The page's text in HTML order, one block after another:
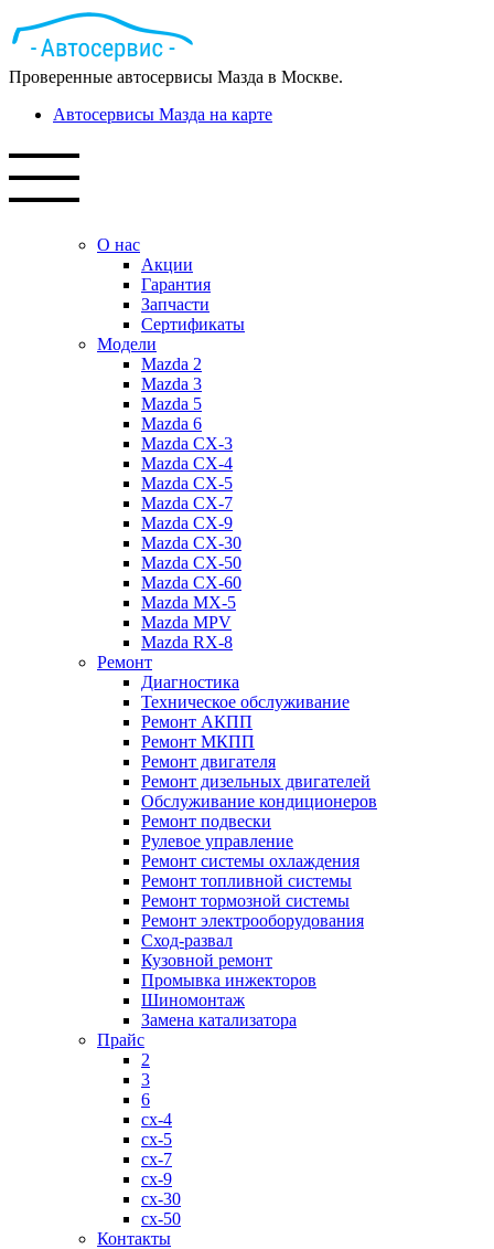
Проверенные автосервисы Мазда в Москве.
Автосервисы Мазда на карте
О нас
Акции
Гарантия
Запчасти
Сертификаты
Модели
Mazda 2
Mazda 3
Mazda 5
Mazda 6
Mazda СХ-3
Mazda СХ-4
Mazda СХ-5
Mazda CX-7
Mazda CX-9
Mazda CX-30
Mazda СХ-50
Mazda СХ-60
Mazda MX-5
Mazda MPV
Mazda RX-8
Ремонт
Диагностика
Техническое обслуживание
Ремонт АКПП
Ремонт МКПП
Ремонт двигателя
Ремонт дизельных двигателей
Обслуживание кондиционеров
Ремонт подвески
Рулевое управление
Ремонт системы охлаждения
Ремонт топливной системы
Ремонт тормозной системы
Ремонт электрооборудования
Сход-развал
Кузовной ремонт
Промывка инжекторов
Шиномонтаж
Замена катализатора
Прайс
2
3
6
cx-4
cx-5
cx-7
cx-9
cx-30
cx-50
Контакты